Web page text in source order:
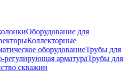
Оборудование для
Коллекторные
оборудованиеТрубы для
регулирующая арматураТрубы для
скважин